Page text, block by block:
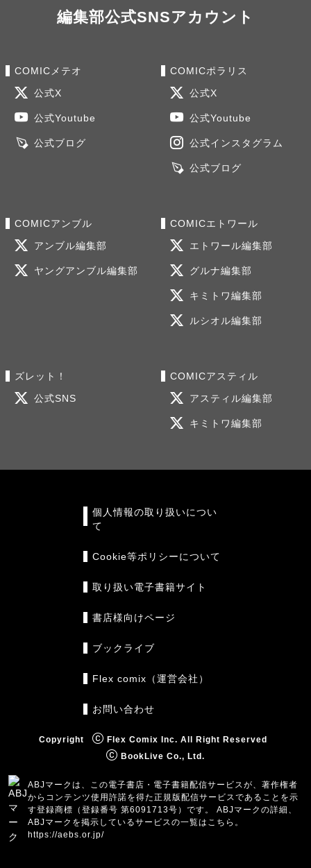
編集部公式SNSアカウント
COMICメテオ
公式X
公式Youtube
公式ブログ
COMICポラリス
公式X
公式Youtube
公式インスタグラム
公式ブログ
COMICアンブル
アンブル編集部
ヤングアンブル編集部
COMICエトワール
エトワール編集部
グルナ編集部
キミトワ編集部
ルシオル編集部
ズレット！
公式SNS
COMICアスティル
アスティル編集部
キミトワ編集部
個人情報の取り扱いについ
て
Cookie等ポリシーについて
取り扱い電子書籍サイト
書店様向けページ
ブックライブ
Flex comix（運営会社）
お問い合わせ
Copyright
Flex Comix Inc. All Right Reserved
BookLive Co., Ltd.
ABJマークは、この電子書店・電子書籍配信サービスが、著作権者
からコンテンツ使用許諾を得た正規版配信サービスであることを示
す登録商標（登録番号 第6091713号）です。 ABJマークの詳細、
ABJマークを掲示しているサービスの一覧はこちら。
https://aebs.or.jp/